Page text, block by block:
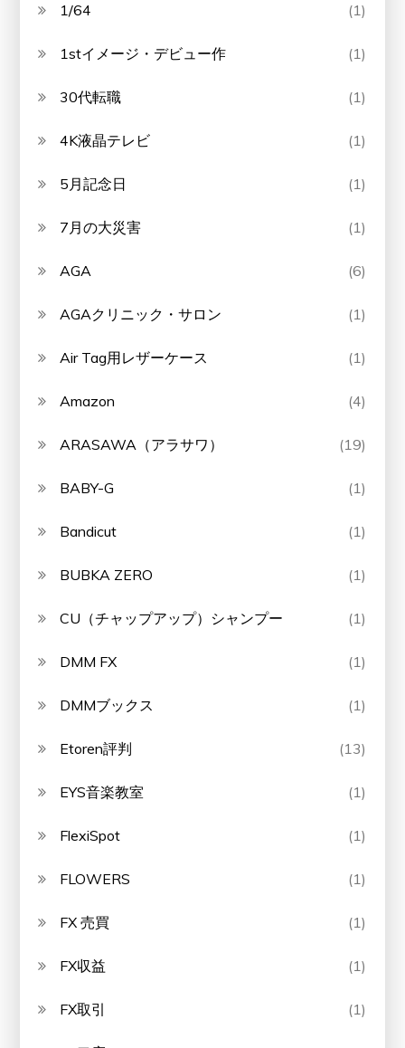
1/64 (1)
1stイメージ・デビュー作 (1)
30代転職 (1)
4K液晶テレビ (1)
5月記念日 (1)
7月の大災害 (1)
AGA (6)
AGAクリニック・サロン (1)
Air Tag用レザーケース (1)
Amazon (4)
ARASAWA（アラサワ） (19)
BABY-G (1)
Bandicut (1)
BUBKA ZERO (1)
CU（チャップアップ）シャンプー (1)
DMM FX (1)
DMMブックス (1)
Etoren評判 (13)
EYS音楽教室 (1)
FlexiSpot (1)
FLOWERS (1)
FX 売買 (1)
FX収益 (1)
FX取引 (1)